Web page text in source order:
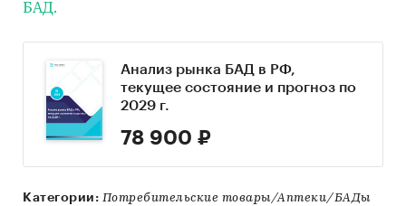
БАД.
Анализ рынка БАД в РФ,
текущее состояние и прогноз по
2029 г.
78 900 ₽
Категории: Потребительские товары/Аптеки/БАДы